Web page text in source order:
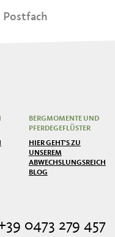
BERGMOMENTE UND
PFERDEGEFLÜSTER
HIER GEHT'S ZU
UNSEREM
ABWECHSLUNGSREICHEN
BLOG
0473 279 457